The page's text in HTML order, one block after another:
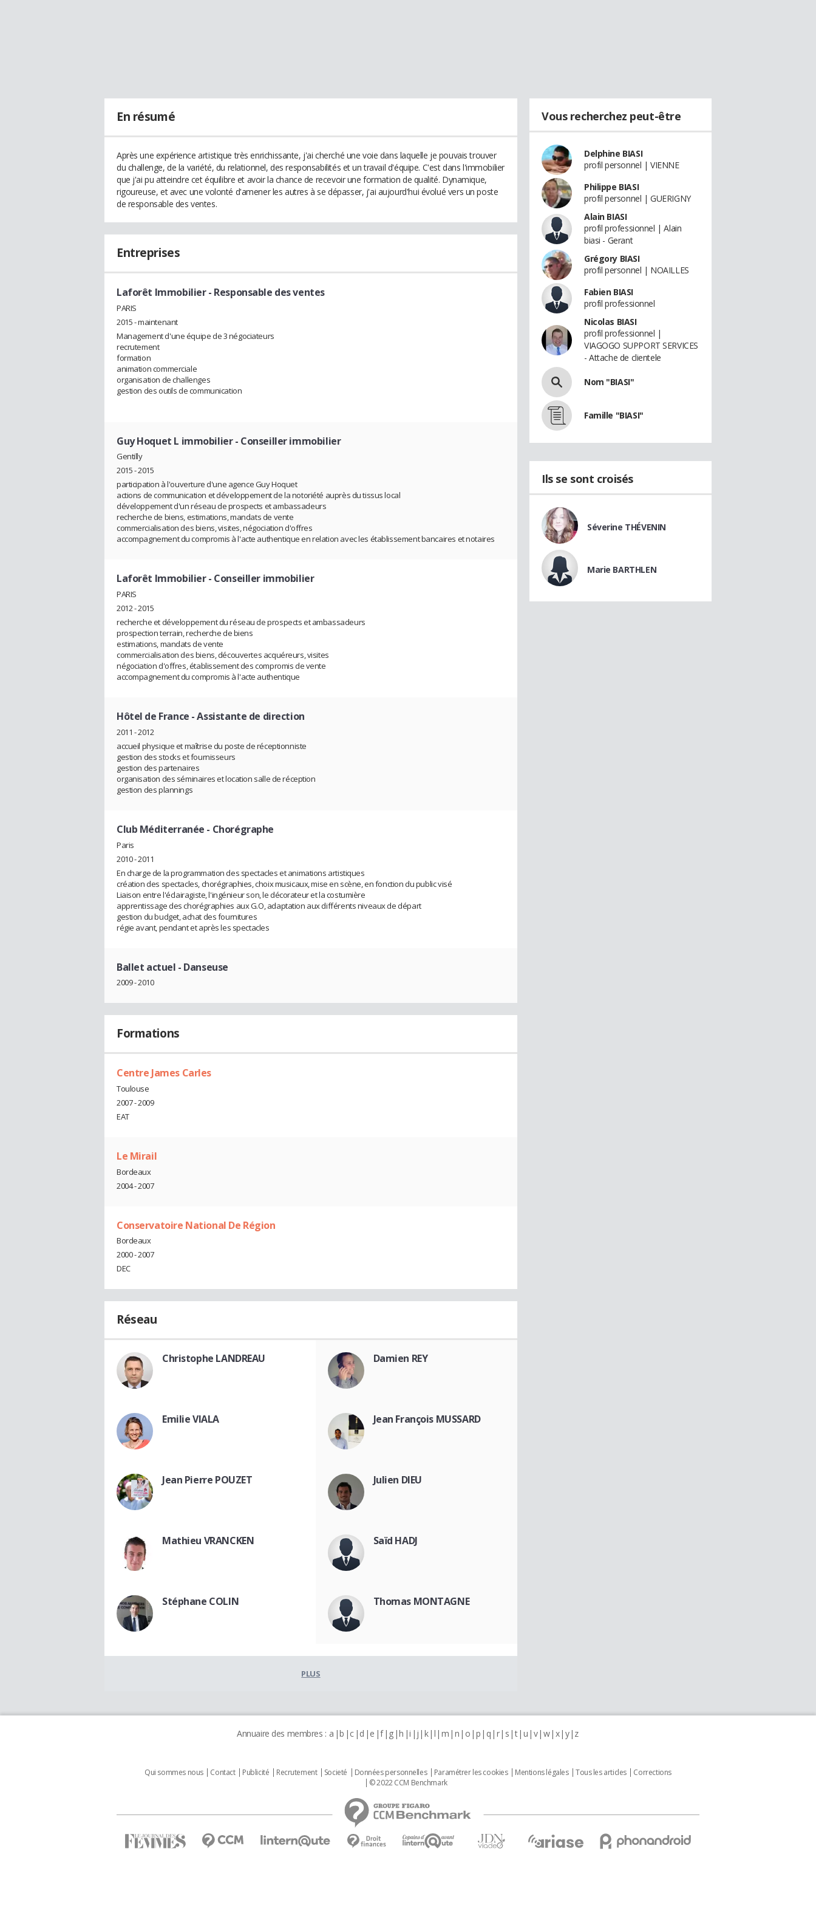
En résumé
Après une expérience artistique très enrichissante, j'ai cherché une voie dans laquelle je pouvais trouver
du challenge, de la variété, du relationnel, des responsabilités et un travail d'équipe. C'est dans l'immobilier
que j'ai pu atteindre cet équilibre et avoir la chance de recevoir une formation de qualité. Dynamique,
rigoureuse, et avec une volonté d'amener les autres à se dépasser, j'ai aujourd'hui évolué vers un poste
de responsable des ventes.
Entreprises
Laforêt Immobilier- Responsable des ventes
PARIS
2015 - maintenant
Management d'une équipe de 3 négociateurs
recrutement
formation
animation commerciale
organisation de challenges
gestion des outils de communication
Guy Hoquet L immobilier- Conseiller immobilier
Gentilly
2015 - 2015
participation à l'ouverture d'une agence Guy Hoquet
actions de communication et développement de la notoriété auprès du tissus local
développement d'un réseau de prospects et ambassadeurs
recherche de biens, estimations, mandats de vente
commercialisation des biens, visites, négociation d'offres
accompagnement du compromis à l'acte authentique en relation avec les établissement bancaires et notaires
Laforêt Immobilier- Conseiller immobilier
PARIS
2012 - 2015
recherche et développement du réseau de prospects et ambassadeurs
prospection terrain, recherche de biens
estimations, mandats de vente
commercialisation des biens, découvertes acquéreurs, visites
négociation d'offres, établissement des compromis de vente
accompagnement du compromis à l'acte authentique
Hôtel de France - Assistante de direction
2011 - 2012
accueil physique et maîtrise du poste de réceptionniste
gestion des stocks et fournisseurs
gestion des partenaires
organisation des séminaires et location salle de réception
gestion des plannings
Club Méditerranée - Chorégraphe
Paris
2010 - 2011
En charge de la programmation des spectacles et animations artistiques
création des spectacles, chorégraphies, choix musicaux, mise en scène, en fonction du public visé
Liaison entre l'éclairagiste, l'ingénieur son, le décorateur et la costumière
apprentissage des chorégraphies aux G.O, adaptation aux différents niveaux de départ
gestion du budget, achat des fournitures
régie avant, pendant et après les spectacles
Ballet actuel - Danseuse
2009 - 2010
Formations
Centre James Carles
Toulouse
2007 - 2009
EAT
Le Mirail
Bordeaux
2004 - 2007
Conservatoire National De Région
Bordeaux
2000 - 2007
DEC
Réseau
Christophe LANDREAU Damien REY
Emilie VIALA Jean François MUSSARD
Jean Pierre POUZET Julien DIEU
Mathieu VRANCKEN Saïd HADJ
Stéphane COLIN Thomas MONTAGNE
PLUS
Vous recherchez peut-être
Delphine BIASI
profil personnel | VIENNE
Philippe BIASI
profil personnel | GUERIGNY
Alain BIASI
profil professionnel | Alain
biasi - Gerant
Grégory BIASI
profil personnel | NOAILLES
Fabien BIASI
profil professionnel
Nicolas BIASI
profil professionnel |
VIAGOGO SUPPORT SERVICES
- Attache de clientele
Nom "BIASI"
Famille "BIASI"
Ils se sont croisés
Séverine THÉVENIN
Marie BARTHLEN
Annuaire des membres : a b c d e f g h i j k l m n o p q r s t u v w x y z
Qui sommes nous Contact Publicité Recrutement Societé Données personnelles Paramétrer les cookies Mentions légales Tous les articles
Corrections
© 2022 CCM Benchmark